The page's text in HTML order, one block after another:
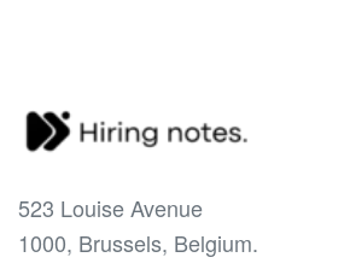
523 Louise Avenue
1000, Brussels, Belgium.